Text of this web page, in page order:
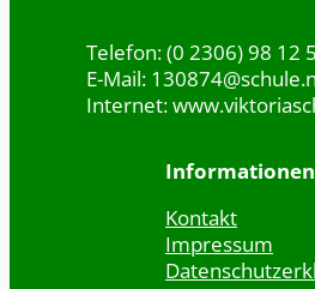
Telefon: (0 2306) 98 12
E-Mail:
Internet:
Informationen
Kontakt
Impressum